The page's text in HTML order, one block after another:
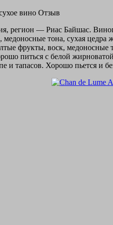
регион — Риас Байшас.
тона, сухая
фрукты, воск,
питься с белой
и тапасов. Хорошо пьется и